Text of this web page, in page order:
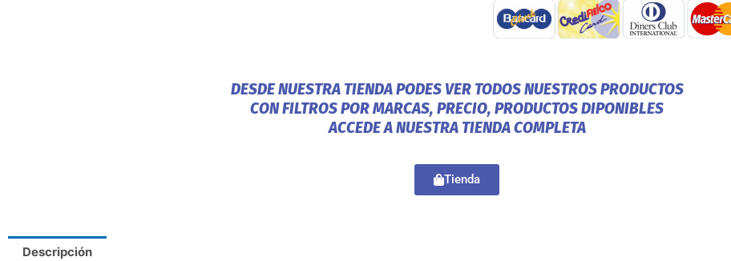
DESDE NUESTRA TIENDA PODES VER TODOS NUESTROS PRODUCTOS
CON FILTROS POR MARCAS, PRECIO, PRODUCTOS DIPONIBLES
ACCEDE A NUESTRA TIENDA COMPLETA
Tienda
Descripción